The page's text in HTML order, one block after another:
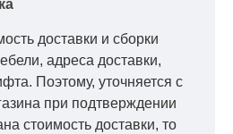
доставки и сборки
адреса доставки,
Поэтому, уточняется с
при подтверждении
стоимость доставки, то